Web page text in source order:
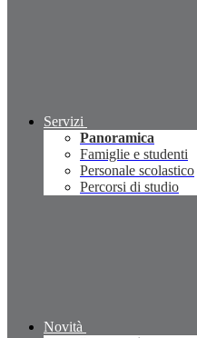
Servizi
Panoramica
Famiglie e studenti
Personale scolastico
Percorsi di studio
Novità